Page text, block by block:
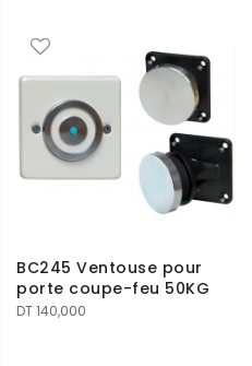
BC245 Ventouse pour
porte coupe-feu 50KG
DT140,000